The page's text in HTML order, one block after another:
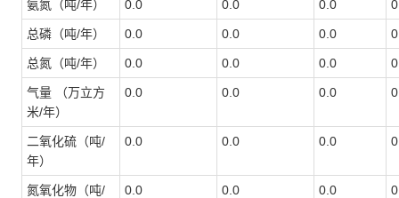
氨氮（吨/年） 0.0 0.0 0.0
总磷（吨/年） 0.0 0.0 0.0
总氮（吨/年） 0.0 0.0 0.0
气量 （万立方
米/年）
0.0 0.0 0.0
二氧化硫（吨/
年）
0.0 0.0 0.0
氮氧化物（吨/
0.0 0.0 0.0